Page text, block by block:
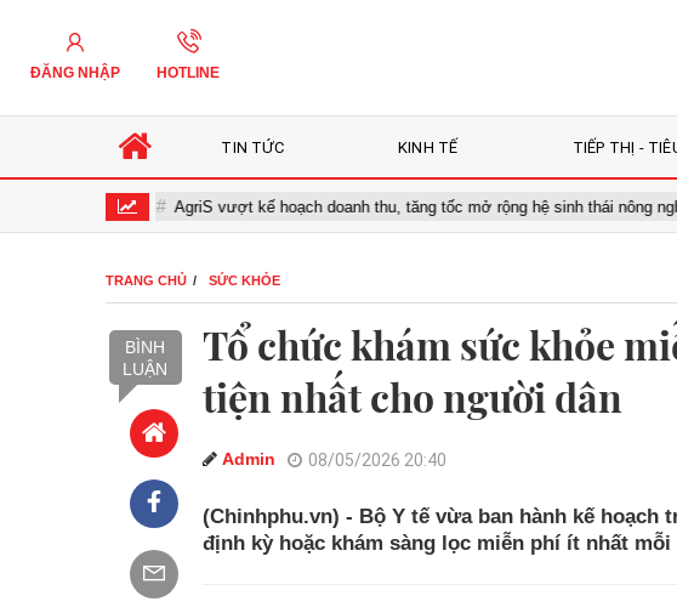
ĐĂNG NHẬP HOTLINE
TIN TỨC KINH TẾ TIẾP THỊ -
AgriS vượt kế hoạch doanh thu, tăng tốc mở rộng hệ sinh thái nông nghiệp –
TRANG CHỦ SỨC KHỎE
BÌNH
LUẬN
Tổ chức khám sức khỏe
tiện nhất cho người dân
Admin 08/05/2026 20:40
(Chinhphu.vn) - Bộ Y tế vừa ban hành kế hoạch
định kỳ hoặc khám sàng lọc miễn phí ít nhất